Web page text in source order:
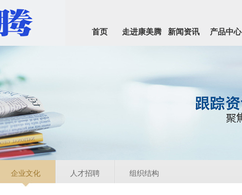
首页 走进康美腾 新闻资讯 产品中心
企业文化 人才招聘 组织结构